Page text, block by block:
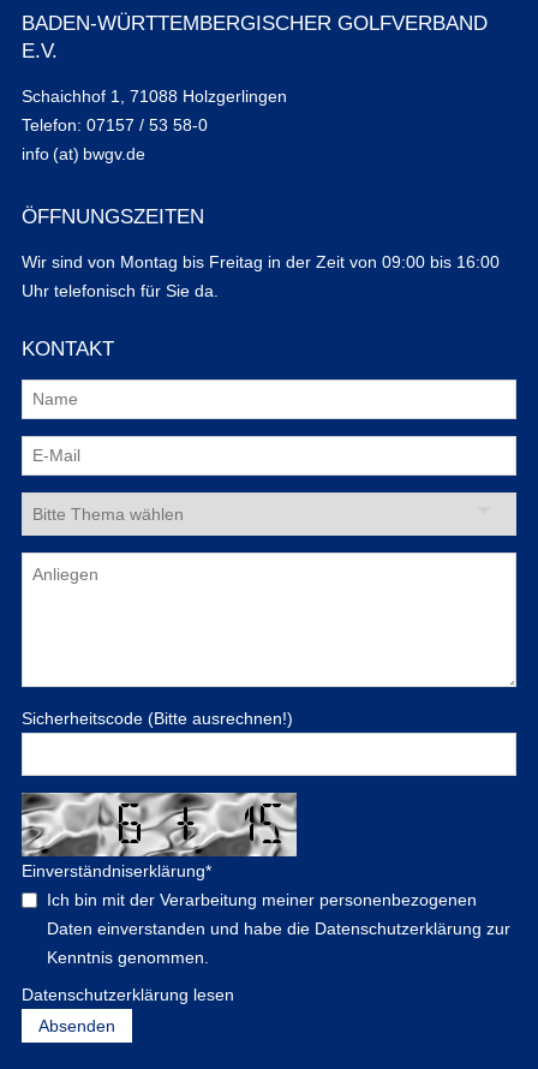
BADEN-WÜRTTEMBERGISCHER GOLFVERBAND
E.V.
Schaichhof 1, 71088 Holzgerlingen
Telefon: 07157 / 53 58-0
info (at) bwgv.de
ÖFFNUNGSZEITEN
Wir sind von Montag bis Freitag in der Zeit von 09:00 bis 16:00
Uhr telefonisch für Sie da.
KONTAKT
Sicherheitscode (Bitte ausrechnen!)
Einverständniserklärung*
Ich bin mit der Verarbeitung meiner personenbezogenen
Daten einverstanden und habe die Datenschutzerklärung zur
Kenntnis genommen.
Datenschutzerklärung lesen